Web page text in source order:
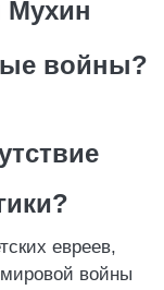
Мухин
войны?
евреев,
войны